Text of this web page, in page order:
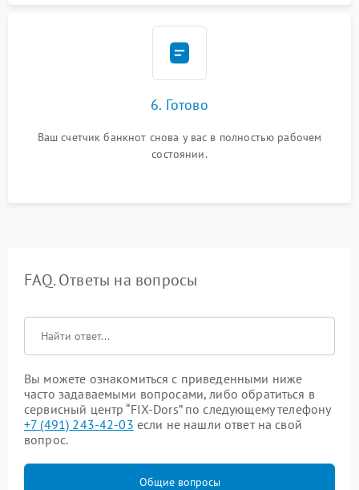
6. Готово
Ваш счетчик банкнот снова у вас в полностью рабочем
состоянии.
FAQ. Ответы на вопросы
Вы можете ознакомиться с приведенными ниже
часто задаваемыми вопросами, либо обратиться в
сервисный центр “FIX-Dors” по следующему телефону
+7 (491) 243-42-03 если не нашли ответ на свой
вопрос.
Общие вопросы